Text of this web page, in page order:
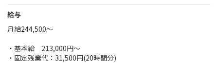
給与
月給244,500～
・基本給 213,000円～
・固定残業代：31,500円(20時間分)